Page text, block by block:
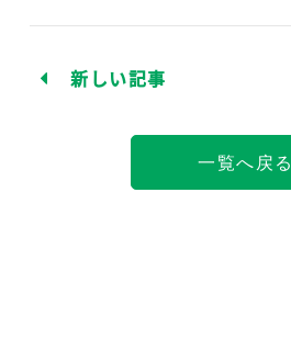
新しい記事
一覧へ戻る